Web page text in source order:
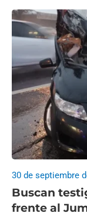
Buscan
frente al
30 de septiembre